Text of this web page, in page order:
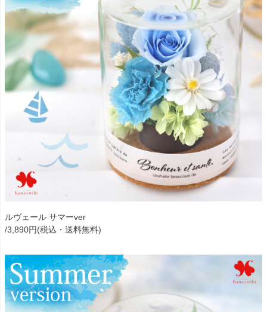
ルヴェール サマーver
/3,890円(税込・送料無料)